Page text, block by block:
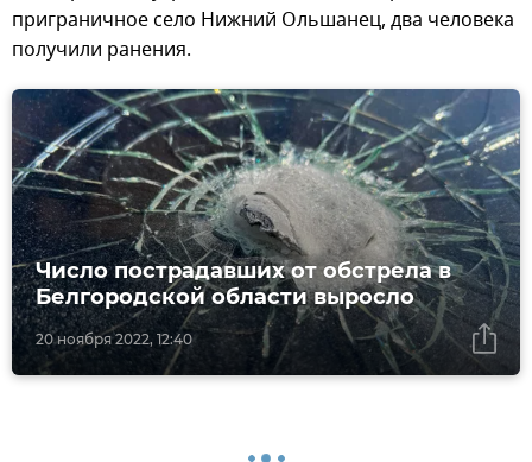
приграничное село Нижний Ольшанец, два человека
получили ранения.
20 ноября 2022, 12:40
Число пострадавших от обстрела в
Белгородской области выросло